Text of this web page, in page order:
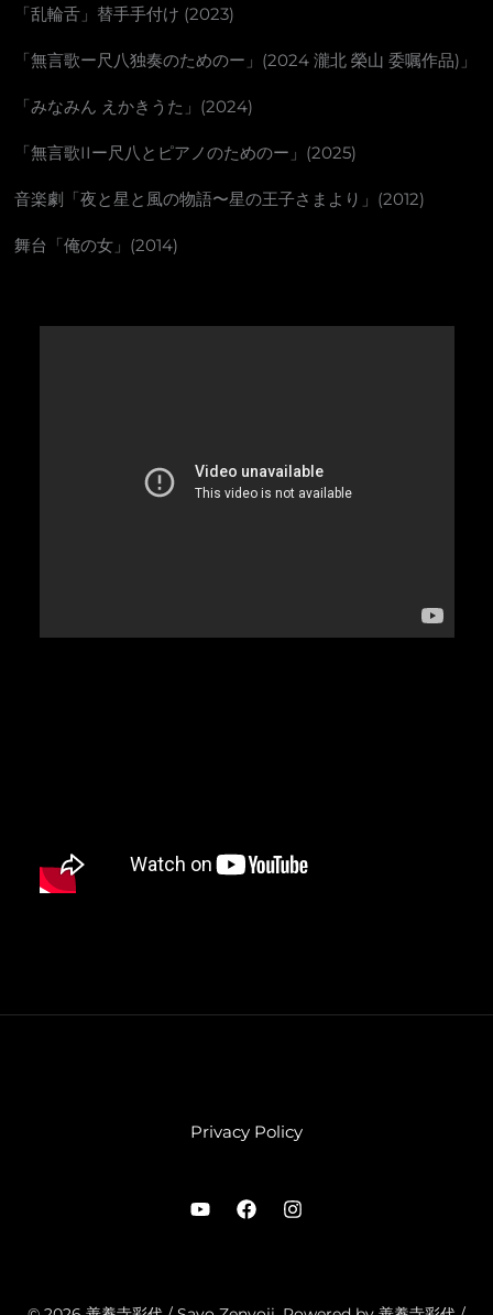
「乱輪舌」替手手付け (2023)
「無言歌ー尺八独奏のためのー」(2024 瀧北 榮山 委嘱作品)」
「みなみん えかきうた」(2024)
「無言歌IIー尺八とピアノのためのー」(2025)
音楽劇「夜と星と風の物語〜星の王子さまより」(2012)
舞台「俺の女」(2014)
Privacy Policy